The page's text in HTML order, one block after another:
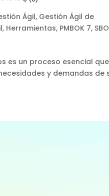
Ágil, Gestión Ágil de
, Herramientas, PMBOK 7,
es un proceso esencial que
y demandas de